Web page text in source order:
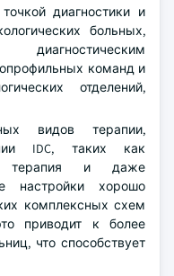
диагностики и
больных,
команд и
отделений,
видов терапии,
IDC, таких как
терапия и даже
настройки хорошо
комплексных схем
приводит к более
что способствует